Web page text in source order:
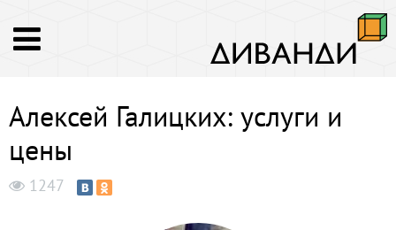
Алексей Галицких: услуги и
цены
1247